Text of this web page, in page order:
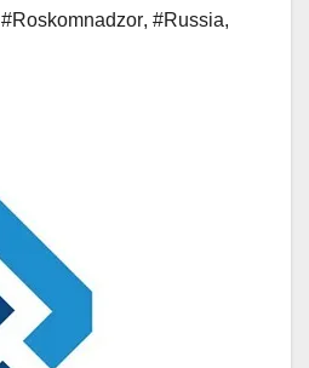
#Roskomnadzor, #Russia,